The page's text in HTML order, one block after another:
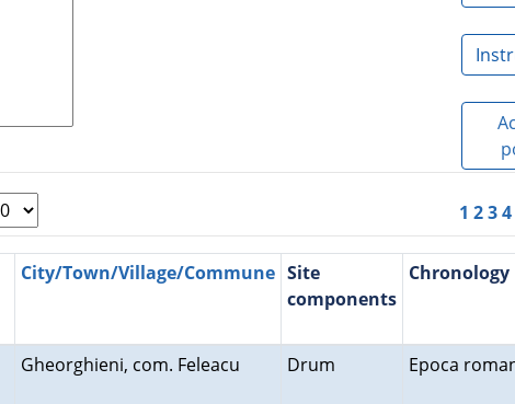
1 234
City/Town/Village/Commune Site
components
Chronology
Gheorghieni, com. Feleacu Drum Epoca